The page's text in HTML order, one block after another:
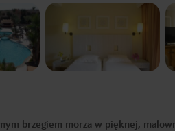
Wyjątkowy
Super hotel,
brzegiem morza w pięknej,